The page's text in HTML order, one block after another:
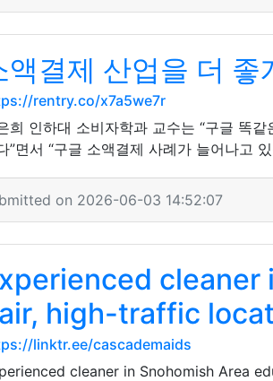
액결제 산업을 더 좋
rentry.co/x7a5we7r
희 인하대 소비자학과 교수는 “구글 똑
”면서 “구글 소액결제 사례가 늘어나고
on 2026-06-03 14:52:07
high-traffic
linktr.ee/cascademaids
cleaner in Snohomish Area